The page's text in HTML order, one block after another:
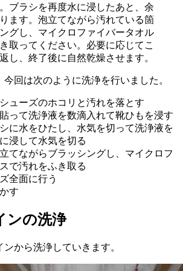
ブラシを再度水に浸したあと、余
ます。泡立てながら汚れている箇
グし、マイクロファイバータオル
取ってください。必要に応じてこ
し、終了後に自然乾燥させます。
今回は次のように洗浄を行いました。
ューズのホコリと汚れを落とす
って洗浄液を数滴入れて靴ひもを浸す
に水をひたし、水気を切って洗浄液を
浸して水気を切る
てながらブラッシングし、マイクロフ
で汚れをふき取る
全面に行う
す
ンの洗浄
から洗浄していきます。